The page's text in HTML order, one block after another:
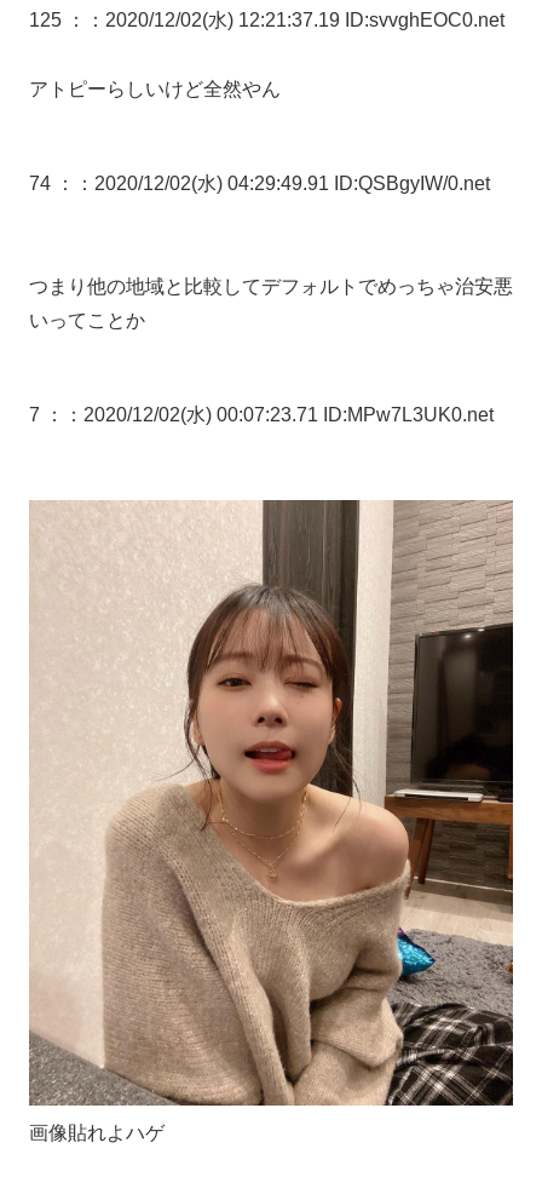
125 ： ：2020/12/02(水) 12:21:37.19 ID:svvghEOC0.net
アトピーらしいけど全然やん
74 ： ：2020/12/02(水) 04:29:49.91 ID:QSBgyIW/0.net
つまり他の地域と比較してデフォルトでめっちゃ治安悪
いってことか
7 ： ：2020/12/02(水) 00:07:23.71 ID:MPw7L3UK0.net
画像貼れよハゲ